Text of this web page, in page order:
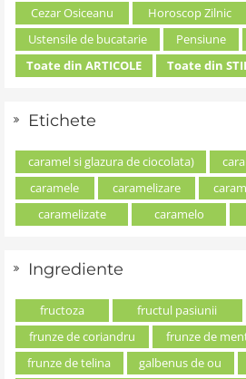
Cezar Osiceanu
Horoscop Zilnic
Ustensile de bucatarie
Pensiune
Toate din ARTICOLE
Toate din
Etichete
caramel si glazura de ciocolata)
caramele
caramelizare
caramelizate
caramelo
Ingrediente
fructoza fructul pasiunii
frunze de coriandru
frunze de
frunze de telina
galbenus de ou